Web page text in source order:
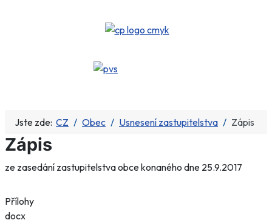
Jste zde: CZ Obec Usnesení zastupitelstva Zápis
Zápis
ze zasedání zastupitelstva obce konaného dne 25.9.2017
Přílohy
docx